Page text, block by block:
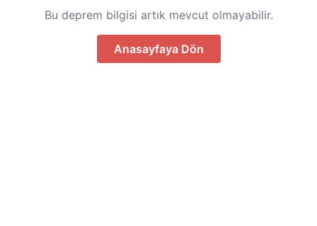
Bu deprem bilgisi artık mevcut olmayabilir.
Anasayfaya Dön